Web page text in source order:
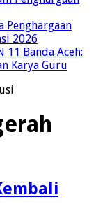
Penghargaan
2026
11 Banda Aceh:
Karya Guru